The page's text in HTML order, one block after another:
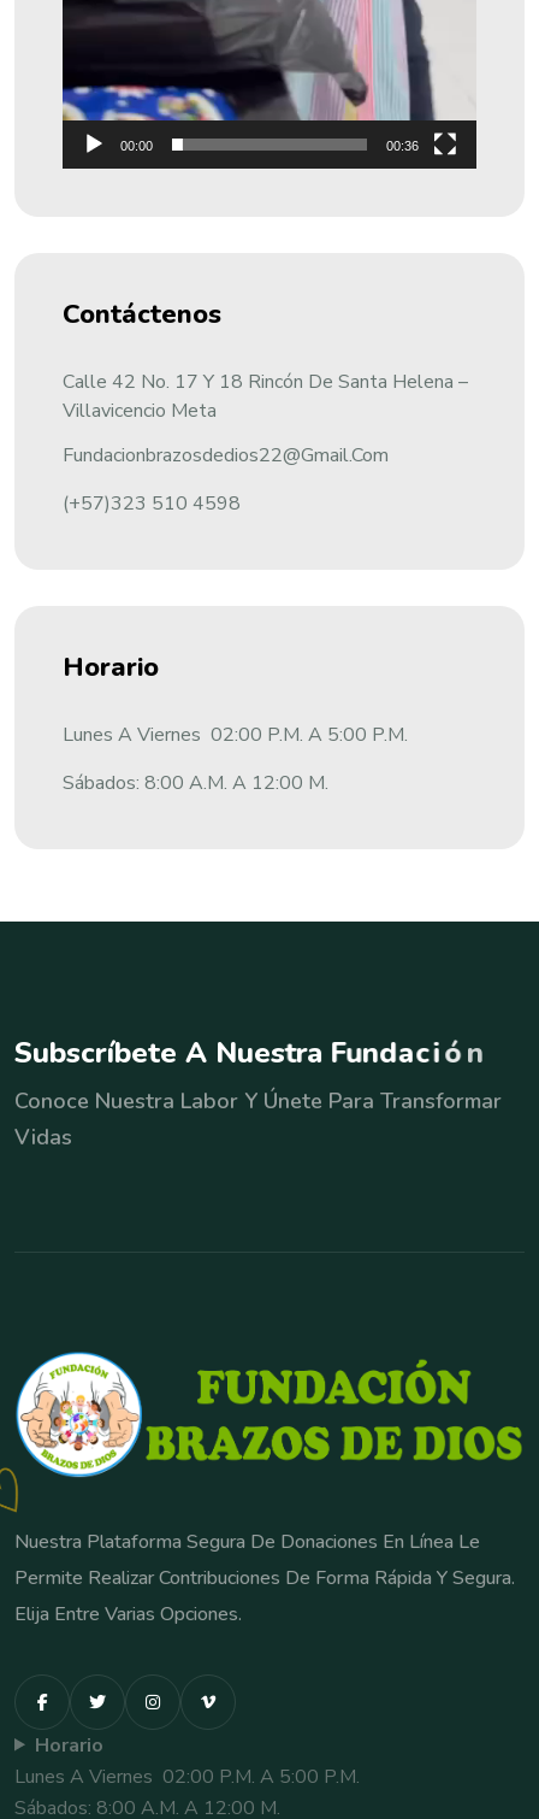
00:00 00:36
Contáctenos
Calle 42 No. 17 Y 18 Rincón De Santa Helena –
Villavicencio Meta
Fundacionbrazosdedios22@gmail.com
(+57)323 510 4598
Horario
Lunes A Viernes 02:00 P.m. A 5:00 P.m.
Sábados: 8:00 A.m. A 12:00 M.
Subscríbete A Nuestra Fundación
Conoce Nuestra Labor Y Únete Para Transformar
Vidas
Nuestra Plataforma Segura De Donaciones En Línea Le
Permite Realizar Contribuciones De Forma Rápida Y Segura.
Elija Entre Varias Opciones.
Horario
Lunes A Viernes 02:00 P.m. A 5:00 P.m.
Sábados: 8:00 A.m. A 12:00 M.